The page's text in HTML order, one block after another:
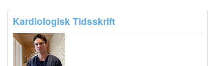
Kardiologisk Tidsskrift